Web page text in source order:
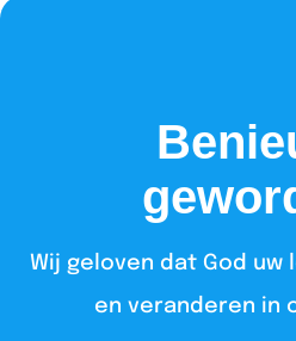
Wij geloven dat God uw
en veranderen in